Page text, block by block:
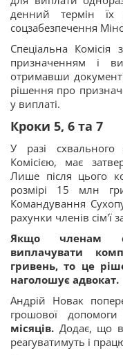
денний термін їх
соцзабезпечення
Спеціальна
призначенням і
отримавши
рішення про
у виплаті.
Кроки 5, 6 та 7
У разі схвального
Комісією, має
Лише після цього
розмірі 15 млн
Командування
рахунки членів сім'ї
Якщо членам
виплачувати
гривень, то це
наголошує адвокат.
Андрій Новак
грошової
місяців. Додає, що
реагуватимуть і